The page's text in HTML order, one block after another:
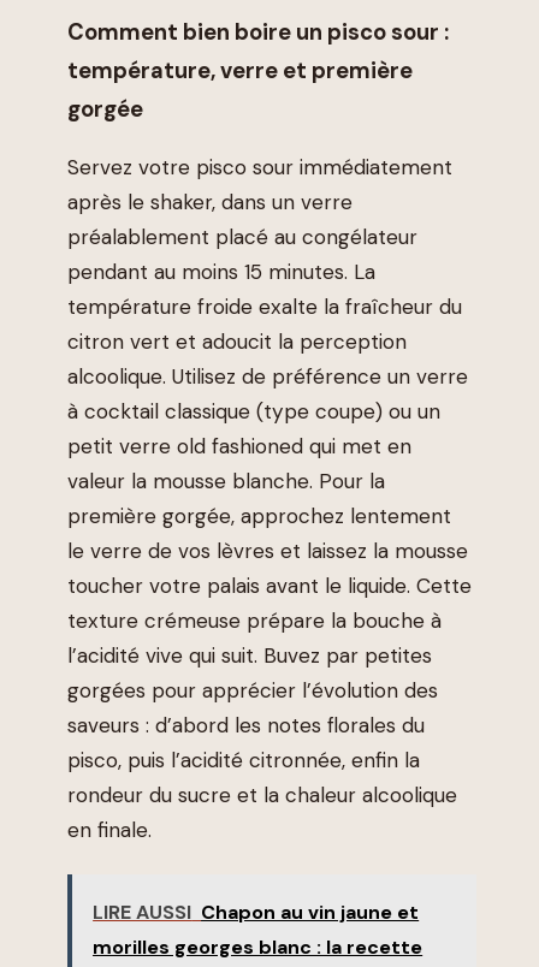
Comment bien boire un pisco sour :
température, verre et première
gorgée
Servez votre pisco sour immédiatement
après le shaker, dans un verre
préalablement placé au congélateur
pendant au moins 15 minutes. La
température froide exalte la fraîcheur du
citron vert et adoucit la perception
alcoolique. Utilisez de préférence un verre
à cocktail classique (type coupe) ou un
petit verre old fashioned qui met en
valeur la mousse blanche. Pour la
première gorgée, approchez lentement
le verre de vos lèvres et laissez la mousse
toucher votre palais avant le liquide. Cette
texture crémeuse prépare la bouche à
l’acidité vive qui suit. Buvez par petites
gorgées pour apprécier l’évolution des
saveurs : d’abord les notes florales du
pisco, puis l’acidité citronnée, enfin la
rondeur du sucre et la chaleur alcoolique
en finale.
LIRE AUSSI Chapon au vin jaune et
morilles georges blanc : la recette